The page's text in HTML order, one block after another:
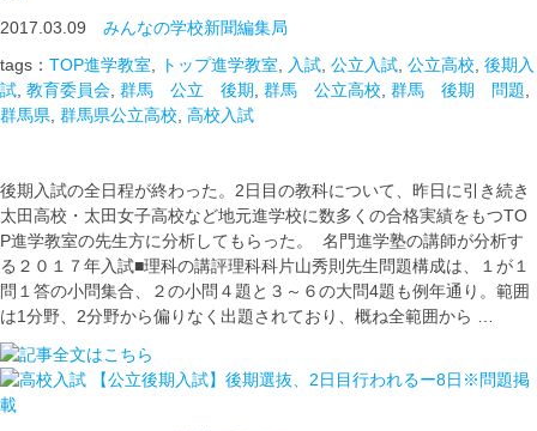
2017.03.09 みんなの学校新聞編集局
tags： TOP進学教室 トップ進学教室 入試 公立入試 公立高校 後期入
試 教育委員会 群馬 公立 後期 群馬 公立高校 群馬 後期 問題
群馬県 群馬県公立高校 高校入試
後期入試の全日程が終わった。2日目の教科について、昨日に引き続き
太田高校・太田女子高校など地元進学校に数多くの合格実績をもつTO
P進学教室の先生方に分析してもらった。 名門進学塾の講師が分析す
る２０１７年入試■理科の講評理科科片山秀則先生問題構成は、１が１
問１答の小問集合、２の小問４題と３～６の大問4題も例年通り。範囲
は1分野、2分野から偏りなく出題されており、概ね全範囲から …
【公立後期入試】後期選抜、2日目行われるー8日※問題掲
載